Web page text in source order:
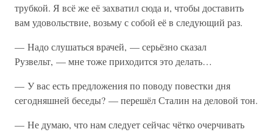
трубкой. Я всё же её захватил сюда и, чтобы доставить
вам удовольствие, возьму с собой её в следующий раз.
— Надо слушаться врачей, — серьёзно сказал
Рузвельт, — мне тоже приходится это делать…
— У вас есть предложения по поводу повестки дня
сегодняшней беседы? — перешёл Сталин на деловой тон.
— Не думаю, что нам следует сейчас чётко очерчивать